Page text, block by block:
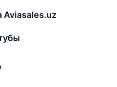
Aviasales.uz